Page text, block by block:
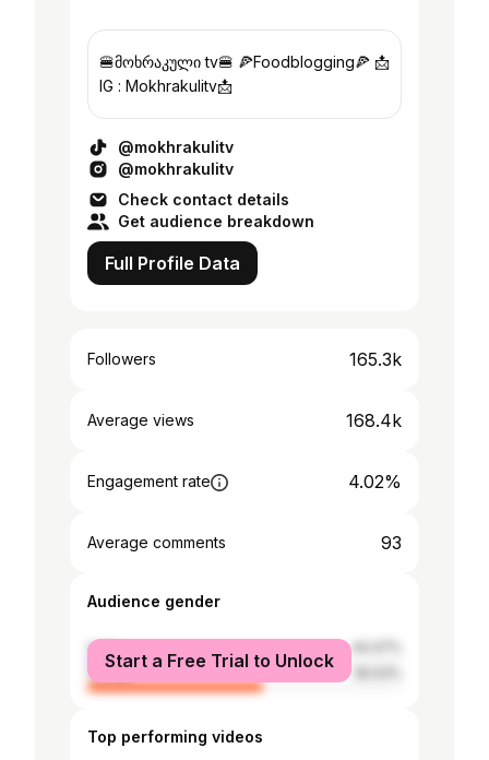
🍔მოხრაკული tv🍔 🍕Foodblogging🍕 📩
IG : Mokhrakulitv📩
@mokhrakulitv
@mokhrakulitv
Check contact details
Get audience breakdown
Full Profile Data
Followers 165.3k
Average views 168.4k
Engagement rate 4.02%
Average comments 93
Audience gender
male
female
Start a Free Trial to Unlock
Top performing videos